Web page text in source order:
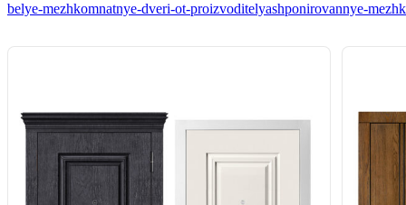
belye-mezhkomnatnye-dveri-ot-proizvoditelyashponirovannye-